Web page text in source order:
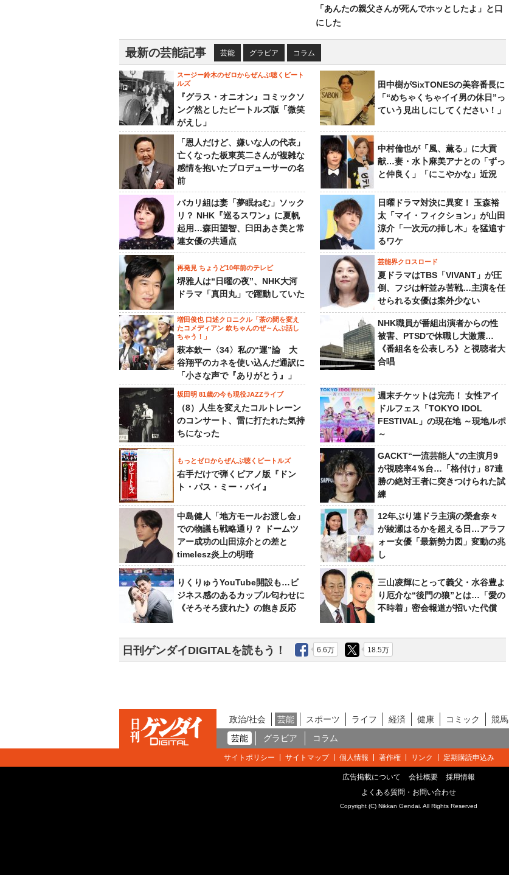
「あんたの親父さんが死んでホッとしたよ」と口
にした
最新の芸能記事 芸能 グラビア コラム
スージー鈴木のゼロからぜんぶ聴くビート
ルズ
『グラス・オニオン』コミックソ
ング然としたビートルズ版「微笑
がえし」
田中樹がSixTONESの美容番長に
「“めちゃくちゃイイ男の休日”っ
ていう見出しにしてください！」
「恩人だけど、嫌いな人の代表」
亡くなった板東英二さんが複雑な
感情を抱いたプロデューサーの名
前
中村倫也が「風、薫る」に大貢
献…妻・水卜麻美アナとの「ずっ
と仲良く」「にこやかな」近況
バカリ組は妻「夢眠ねむ」ソック
リ？ NHK『巡るスワン』に夏帆
起用…森田望智、臼田あさ美と常
連女優の共通点
日曜ドラマ対決に異変！ 玉森裕
太「マイ・フィクション」が山田
涼介「一次元の挿し木」を猛追す
るワケ
再発見 ちょうど10年前のテレビ
堺雅人は“日曜の夜”、NHK大河
ドラマ「真田丸」で躍動していた
芸能界クロスロード
夏ドラマはTBS「VIVANT」が圧
倒、フジは軒並み苦戦…主演を任
せられる女優は案外少ない
増田俊也 口述クロニクル「茶の間を変え
たコメディアン 欽ちゃんのぜ～んぶ話し
ちゃう！」
萩本欽一〈34〉私の“運”論 大
谷翔平のカネを使い込んだ通訳に
「小さな声で『ありがとう』」
NHK職員が番組出演者からの性
被害、PTSDで休職し大激震…
《番組名を公表しろ》と視聴者大
合唱
坂田明 81歳の今も現役JAZZライブ
（8）人生を変えたコルトレーン
のコンサート、雷に打たれた気持
ちになった
週末チケットは完売！ 女性アイ
ドルフェス「TOKYO IDOL
FESTIVAL」の現在地 ～現地ルポ
～
もっとゼロからぜんぶ聴くビートルズ
右手だけで弾くピアノ版『ドン
ト・パス・ミー・バイ』
GACKT“一流芸能人”の主演月9
が視聴率4％台…「格付け」87連
勝の絶対王者に突きつけられた試
練
中島健人「地方モールお渡し会」
での物議も戦略通り？ ドームツ
アー成功の山田涼介との差と
timelesz炎上の明暗
12年ぶり連ドラ主演の榮倉奈々
が綾瀬はるかを超える日…アラフ
ォー女優「最新勢力図」変動の兆
し
りくりゅうYouTube開設も…ビ
ジネス感のあるカップル匂わせに
《そろそろ疲れた》の飽き反応
三山凌輝にとって義父・水谷豊よ
り厄介な“後門の狼”とは…「愛の
不時着」密会報道が招いた代償
日刊ゲンダイDIGITALを読もう！ 6.6万 18.5万
政治/社会 芸能 スポーツ ライフ 経済 健康 コミック 競馬
芸能
グラビア コラム
サイトポリシー サイトマップ 個人情報 著作権 リンク 定期購読申込み
広告掲載について 会社概要
採用情報
よくある質問・お問い合わせ
Copyright (C) Nikkan Gendai. All Rights Reserved